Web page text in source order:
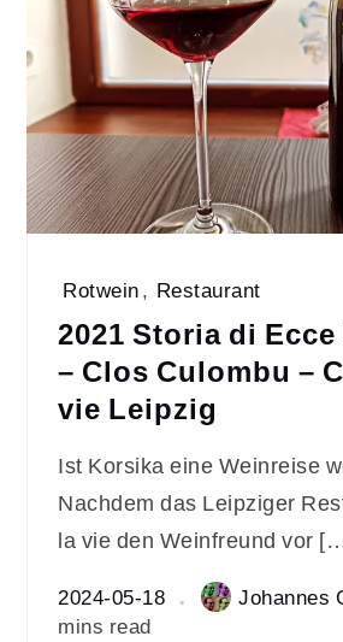
Rotwein, Restaurant
2021 Storia di
– Clos Culombu –
vie Leipzig
Ist Korsika eine Weinreise
Nachdem das Leipziger
la vie den Weinfreund vor
2024-05-18 Johannes
mins read